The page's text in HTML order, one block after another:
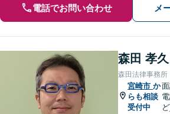
電話でお問い合わせ メ
森田 孝久
森田法律事務所
宮崎市 か
らも相談
受付中